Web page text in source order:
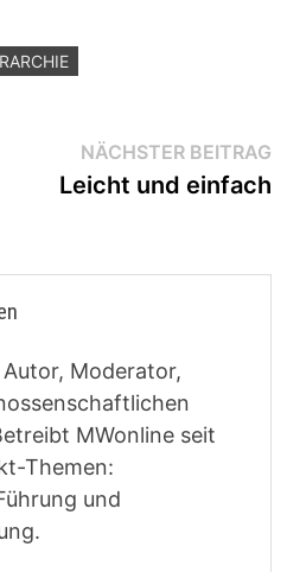
NÄCHSTER BEITRAG
Leicht und einfach
Moderator,
MWonline seit
Themen:
und